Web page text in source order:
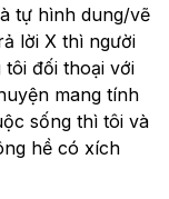
tự hình dung/vẽ
lời X thì người
đối thoại với
mang tính
sống thì tôi và
hề có xích